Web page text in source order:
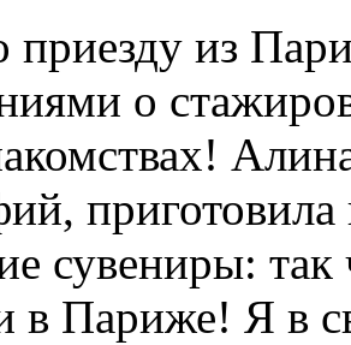
приезду из
о
сувениры:
в Париже! Я в